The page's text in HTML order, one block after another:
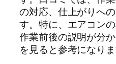
の対応、仕上がりへ
す。特に、エアコン
作業前後の説明が分
を見ると参考になりま